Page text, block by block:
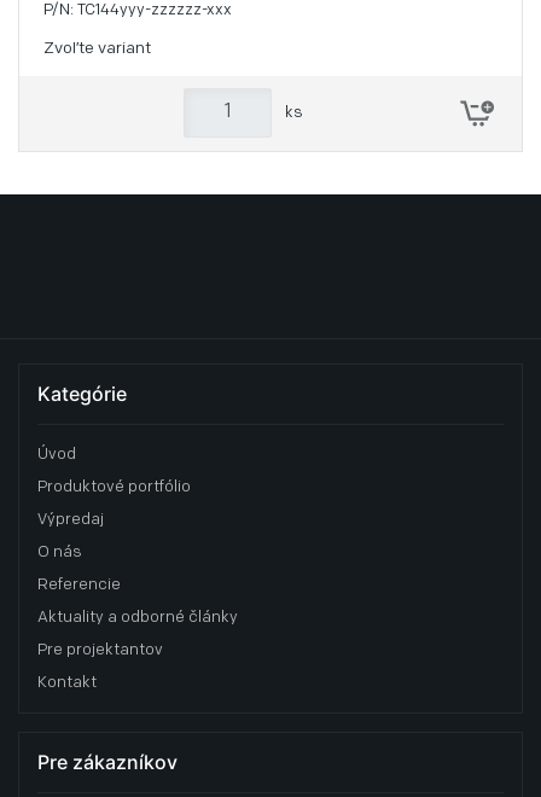
P/N: TC144yyy-zzzzzz-xxx
Zvoľte variant
ks
Kategórie
Úvod
Produktové portfólio
Výpredaj
O nás
Referencie
Aktuality a odborné články
Pre projektantov
Kontakt
Pre zákazníkov